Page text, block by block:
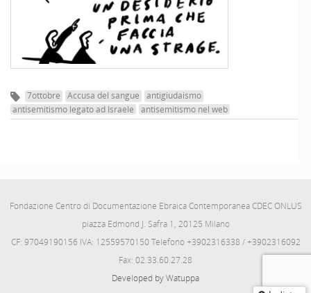
7ottobre Accusa del sangue
antigiudaismo
antisemitismo legato ad Israele
antisemitismo nel web
Fondazione Centro di Documentazione Ebraica Contemporanea CDEC ONLUS
piazza Edmond J. Safra 1, 20125 Milano
CF: 97049190156 IVA: 12559570150 Telefono +3902316338 / +3902316092
Fax: 02.33.60.27.28
Developed by Watuppa